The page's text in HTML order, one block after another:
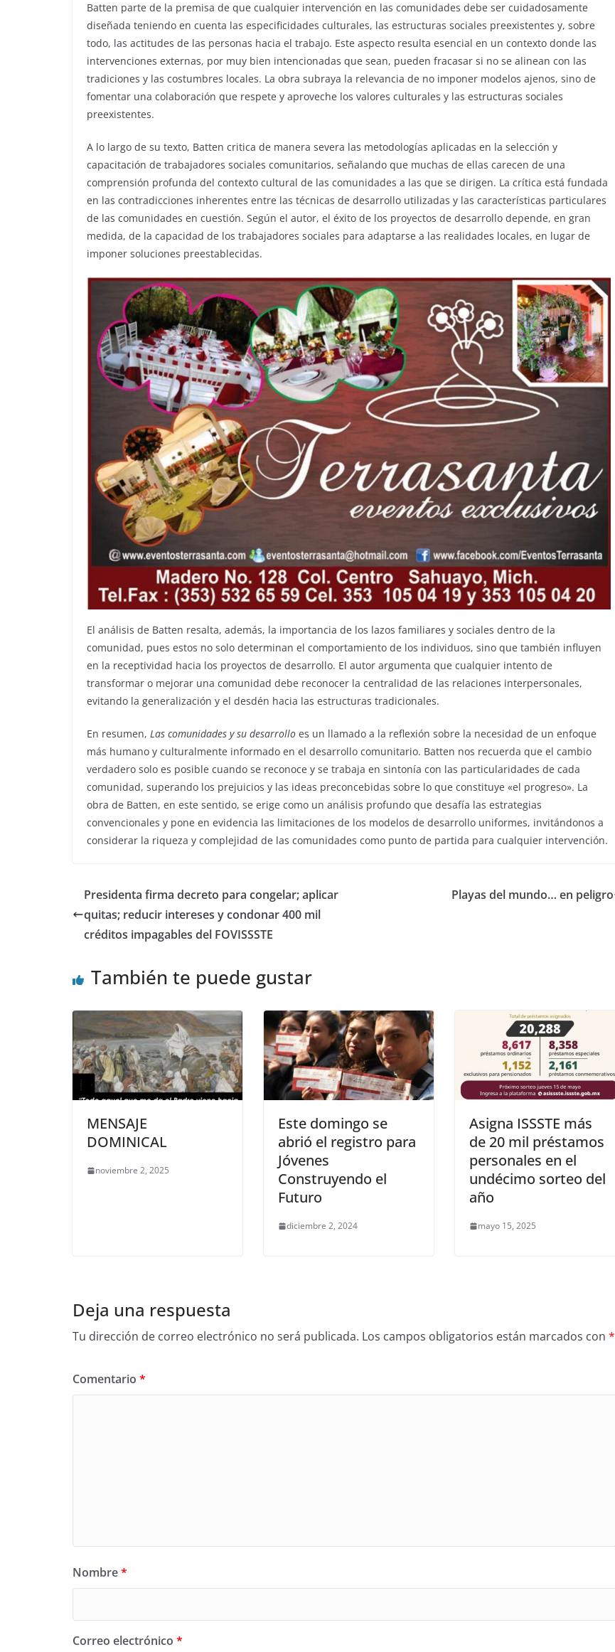
Batten parte de la premisa de que cualquier intervención en las comunidades debe ser cuidadosamente
diseñada teniendo en cuenta las especificidades culturales, las estructuras sociales preexistentes y, sobre
todo, las actitudes de las personas hacia el trabajo. Este aspecto resulta esencial en un contexto donde las
intervenciones externas, por muy bien intencionadas que sean, pueden fracasar si no se alinean con las
tradiciones y las costumbres locales. La obra subraya la relevancia de no imponer modelos ajenos, sino de
fomentar una colaboración que respete y aproveche los valores culturales y las estructuras sociales
preexistentes.
A lo largo de su texto, Batten critica de manera severa las metodologías aplicadas en la selección y
capacitación de trabajadores sociales comunitarios, señalando que muchas de ellas carecen de una
comprensión profunda del contexto cultural de las comunidades a las que se dirigen. La crítica está fundada
en las contradicciones inherentes entre las técnicas de desarrollo utilizadas y las características particulares
de las comunidades en cuestión. Según el autor, el éxito de los proyectos de desarrollo depende, en gran
medida, de la capacidad de los trabajadores sociales para adaptarse a las realidades locales, en lugar de
imponer soluciones preestablecidas.
El análisis de Batten resalta, además, la importancia de los lazos familiares y sociales dentro de la
comunidad, pues estos no solo determinan el comportamiento de los individuos, sino que también influyen
en la receptividad hacia los proyectos de desarrollo. El autor argumenta que cualquier intento de
transformar o mejorar una comunidad debe reconocer la centralidad de las relaciones interpersonales,
evitando la generalización y el desdén hacia las estructuras tradicionales.
En resumen, Las comunidades y su desarrollo es un llamado a la reflexión sobre la necesidad de un enfoque
más humano y culturalmente informado en el desarrollo comunitario. Batten nos recuerda que el cambio
verdadero solo es posible cuando se reconoce y se trabaja en sintonía con las particularidades de cada
comunidad, superando los prejuicios y las ideas preconcebidas sobre lo que constituye «el progreso». La
obra de Batten, en este sentido, se erige como un análisis profundo que desafía las estrategias
convencionales y pone en evidencia las limitaciones de los modelos de desarrollo uniformes, invitándonos a
considerar la riqueza y complejidad de las comunidades como punto de partida para cualquier intervención.
Presidenta firma decreto para congelar; aplicar
quitas; reducir intereses y condonar 400 mil
créditos impagables del FOVISSSTE
Playas del mundo… en peligro
También te puede gustar
MENSAJE
DOMINICAL
noviembre 2, 2025
Este domingo se
abrió el registro para
Jóvenes
Construyendo el
Futuro
diciembre 2, 2024
Asigna ISSSTE más
de 20 mil préstamos
personales en el
undécimo sorteo del
año
mayo 15, 2025
Deja una respuesta
Tu dirección de correo electrónico no será publicada. Los campos obligatorios están marcados con *
Comentario *
Nombre*
Correo electrónico *